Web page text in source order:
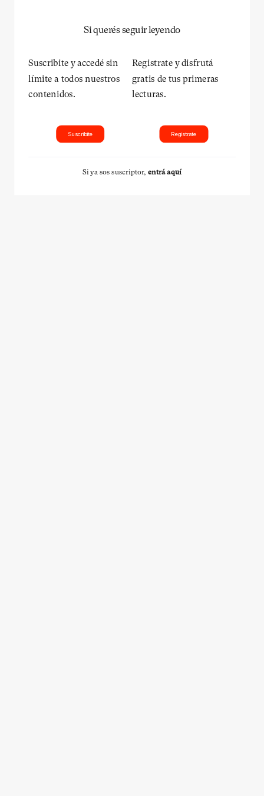
Si querés seguir leyendo
Suscribite y accedé sin
límite a todos nuestros
contenidos.
Suscribite
Registrate y disfrutá
gratis de tus primeras
lecturas.
Registrate
Si ya sos suscriptor, entrá aquí